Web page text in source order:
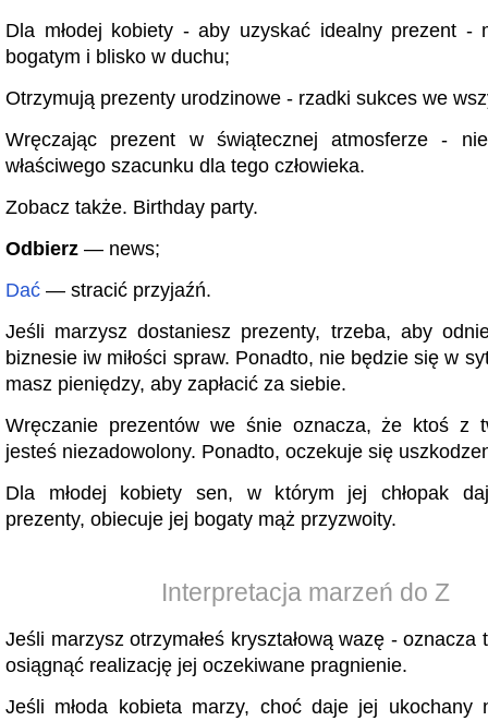
Dla młodej kobiety - aby uzyskać idealny prezent -
bogatym i blisko w duchu;
Otrzymują prezenty urodzinowe - rzadki sukces we
Wręczając prezent w świątecznej atmosferze -
właściwego szacunku dla tego człowieka.
Zobacz także. Birthday party.
Odbierz — news;
Dać — stracić przyjaźń.
Jeśli marzysz dostaniesz prezenty, trzeba, aby
biznesie iw miłości spraw. Ponadto, nie będzie się w
masz pieniędzy, aby zapłacić za siebie.
Wręczanie prezentów we śnie oznacza, że ​​ktoś z
jesteś niezadowolony. Ponadto, oczekuje się
Dla młodej kobiety sen, w którym jej chłopak
prezenty, obiecuje jej bogaty mąż przyzwoity.
Interpretacja marzeń do Z
Jeśli marzysz otrzymałeś kryształową wazę - oznacza
osiągnąć realizację jej oczekiwane pragnienie.
Jeśli młoda kobieta marzy, choć daje jej ukochany